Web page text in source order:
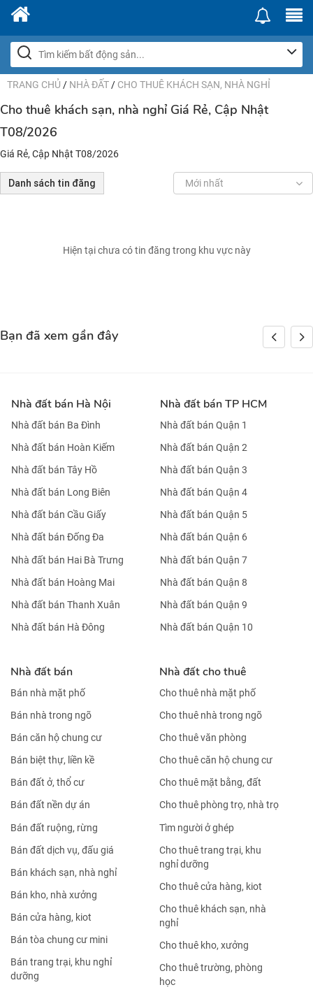
TRANG CHỦ / NHÀ ĐẤT / CHO THUÊ KHÁCH SẠN, NHÀ NGHỈ
Cho thuê khách sạn, nhà nghỉ Giá Rẻ, Cập Nhật
T08/2026
Giá Rẻ, Cập Nhật T08/2026
Danh sách tin đăng Mới nhất
Hiện tại chưa có tin đăng trong khu vực này
Bạn đã xem gần đây
Nhà đất bán Hà Nội
Nhà đất bán Ba Đình
Nhà đất bán Hoàn Kiếm
Nhà đất bán Tây Hồ
Nhà đất bán Long Biên
Nhà đất bán Cầu Giấy
Nhà đất bán Đống Đa
Nhà đất bán Hai Bà Trưng
Nhà đất bán Hoàng Mai
Nhà đất bán Thanh Xuân
Nhà đất bán Hà Đông
Nhà đất bán TP HCM
Nhà đất bán Quận 1
Nhà đất bán Quận 2
Nhà đất bán Quận 3
Nhà đất bán Quận 4
Nhà đất bán Quận 5
Nhà đất bán Quận 6
Nhà đất bán Quận 7
Nhà đất bán Quận 8
Nhà đất bán Quận 9
Nhà đất bán Quận 10
Nhà đất bán
Bán nhà mặt phố
Bán nhà trong ngõ
Bán căn hộ chung cư
Bán biệt thự, liền kề
Bán đất ở, thổ cư
Bán đất nền dự án
Bán đất ruộng, rừng
Bán đất dịch vụ, đấu giá
Bán khách sạn, nhà nghỉ
Bán kho, nhà xưởng
Bán cửa hàng, kiot
Bán tòa chung cư mini
Bán trang trại, khu nghỉ
dưỡng
Nhà đất cho thuê
Cho thuê nhà mặt phố
Cho thuê nhà trong ngõ
Cho thuê văn phòng
Cho thuê căn hộ chung cư
Cho thuê mặt bằng, đất
Cho thuê phòng trọ, nhà trọ
Tìm người ở ghép
Cho thuê trang trại, khu
nghỉ dưỡng
Cho thuê cửa hàng, kiot
Cho thuê khách sạn, nhà
nghỉ
Cho thuê kho, xưởng
Cho thuê trường, phòng
học